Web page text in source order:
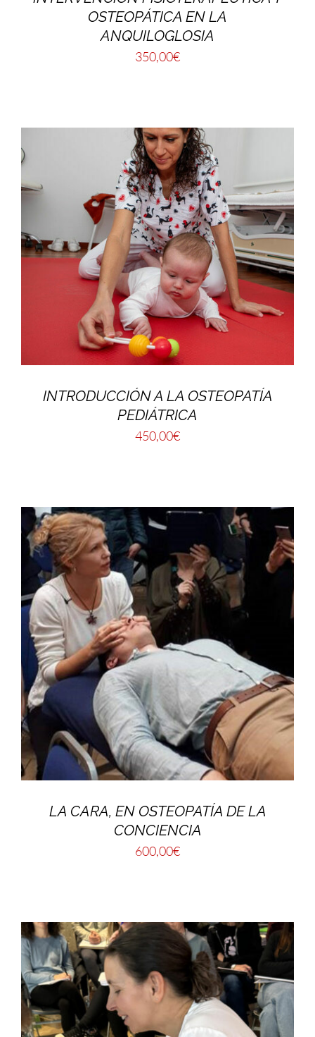
OSTEOPÁTICA EN LA
ANQUILOGLOSIA
350,00€
INTRODUCCIÓN A LA OSTEOPATÍA
PEDIÁTRICA
450,00€
LA CARA, EN OSTEOPATÍA DE LA
CONCIENCIA
600,00€